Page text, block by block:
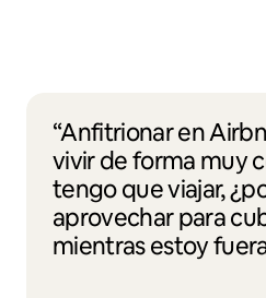
“Anfitrionar en
vivir de forma muy
tengo que viajar,
aprovechar para
mientras estoy